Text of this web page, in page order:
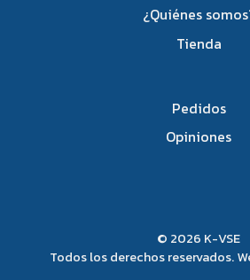
¿Quiénes
Tienda
Pedidos
Opiniones
© 2026 K-VSE
Todos los derechos reservados.